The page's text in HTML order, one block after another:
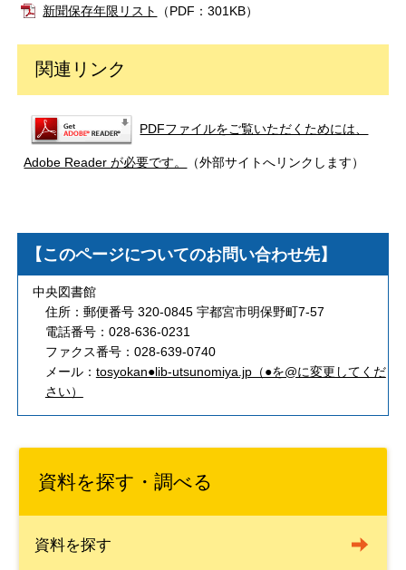
新聞保存年限リスト （PDF：301KB）
関連リンク
PDFファイルをご覧いただくためには、
Adobe Reader が必要です。 （外部サイトへリンクします）
【このページについてのお問い合わせ先】
中央図書館
住所：郵便番号 320-0845 宇都宮市明保野町7-57
電話番号：028-636-0231
ファクス番号：028-639-0740
メール： tosyokan●lib-utsunomiya.jp（●を@に変更してくだ
さい）
資料を探す・調べる
資料を探す